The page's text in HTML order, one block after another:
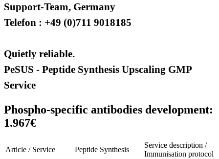
Support-Team, Germany
Telefon : +49 (0)711 9018185
Quietly reliable.
PeSUS - Peptide Synthesis Upscaling GMP
Service
Phospho-specific antibodies development:
1.967€
Article / Service Peptide Synthesis
Service description /
Immunisation protocol